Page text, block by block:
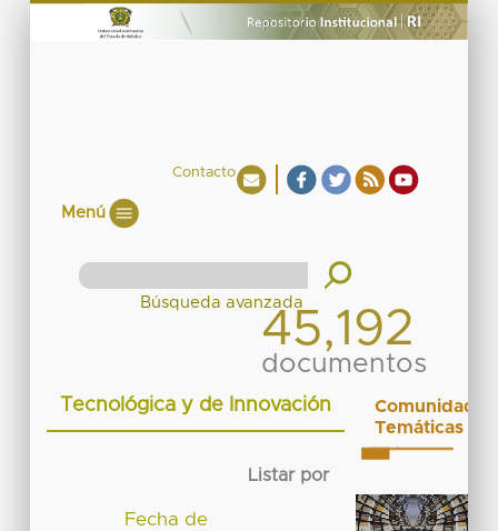
Contacto
Menú
45,192
documentos
Tecnológica y de Innovación
Listar por
Fecha de
Comunidades
Temáticas